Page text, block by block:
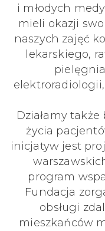
i młodych
mieli okazji
naszych zajęć
lekarskiego,
Działamy
życia
inicjatyw jest
program
Fundacja
obsługi
mieszkańców